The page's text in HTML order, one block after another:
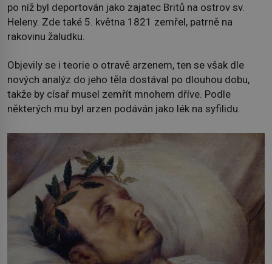
po níž byl deportován jako zajatec Britů na ostrov sv.
Heleny. Zde také 5. května 1821 zemřel, patrně na
rakovinu žaludku.
Objevily se i teorie o otravě arzenem, ten se však dle
nových analýz do jeho těla dostával po dlouhou dobu,
takže by císař musel zemřít mnohem dříve. Podle
některých mu byl arzen podáván jako lék na syfilidu.